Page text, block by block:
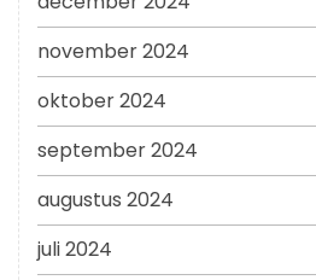
november 2024
oktober 2024
september 2024
augustus 2024
juli 2024